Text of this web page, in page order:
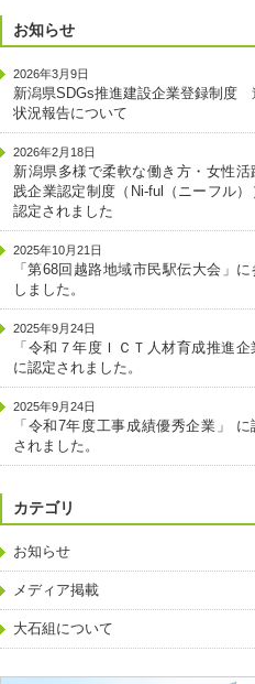
お知らせ
2026年3月9日
新潟県SDGs推進建設企業登録制度
状況報告について
2026年2月18日
新潟県多様で柔軟な働き方・女性活
践企業認定制度（Ni-ful（ニーフル）
認定されました
2025年10月21日
「第68回越路地域市民駅伝大会」に
しました。
2025年9月24日
「令和７年度ＩＣＴ人材育成推進企
に認定されました。
2025年9月24日
「令和7年度工事成績優秀企業」 に
されました。
カテゴリ
お知らせ
メディア掲載
大石組について